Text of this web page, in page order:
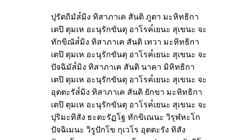
ปุรัตถิมัส๎มิง ทิสาภาเค สันติ ภูตา มะหิทธิกา
เตปิ ตุมเห อะนุรักขันตุ อาโรค๎เยนะ สุเขนะ จะ
ทักขิณัส๎มิง ทิสาภาเค สันติ เทวา มะหิทธิกา
เตปิ ตุมเห อะนุรักขันตุ อาโรค๎เยนะ สุเขนะ จะ
ปัจฉิมัส๎มิง ทิสาภาเค สันติ นาคา มิหิทธิกา
เตปิ ตุมเห อะนุรักขันตุ อาโรค๎เยนะ สุเขนะ จะ
อุตตะรัส๎มิง ทิสาภาเค สันติ ยักขา มะหิทธิกา
เตปิ ตุมเห อะนุรักขันตุ อาโรค๎เยนะ สุเขนะ จะ
ปุริมะทิสัง ธะตะรัฏโฐ ทักขิเณนะ วิรุฬหะโก
ปัจฉิเมนะ วิรูปักโข กุเวโร อุตตะรัง ทิสัง